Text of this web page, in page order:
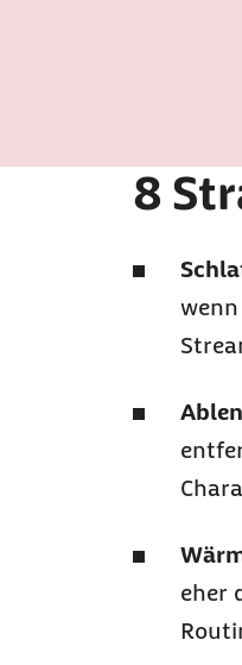
8
eher